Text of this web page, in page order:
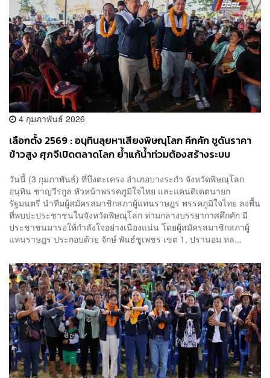
4 กุมภาพันธ์ 2026
เลือกตั้ง 2569 : อนุทินลุยหาเสียงพิษณุโลก คึกคัก ชูดันราคา
ข้าวสูง ศุภจีเปิดตลาดโลก ย้ำแก้น้ำท่วมต้องสร้างระบบ
วันนี้ (3 กุมภาพันธ์) ที่บึงตะเครง อำเภอบางระกำ จังหวัดพิษณุโลก
อนุทิน ชาญวีรกูล หัวหน้าพรรคภูมิใจไทย และแคนดิเดตนายก
รัฐมนตรี นำทีมผู้สมัครสมาชิกสภาผู้แทนราษฎร พรรคภูมิใจไทย ลงพื้น
ที่พบปะประชาชนในจังหวัดพิษณุโลก ท่ามกลางบรรยากาศคึกคัก มี
ประชาชนมารอให้กำลังใจอย่างเนืองแน่น โดยผู้สมัครสมาชิกสภาผู้
แทนราษฎร ประกอบด้วย จักษ์ พันธ์ชูเพชร เขต 1, ปรานอม หล...